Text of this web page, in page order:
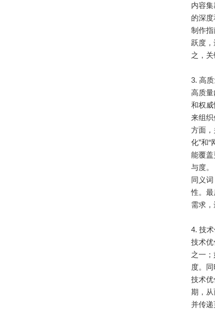
内容
的深
制作
跃度
之，
3. 高
高质
和权
来组
方面
化”和
能覆
与度
同义
性。
需求，
4. 技
技术
之一
度。
技术
期，
并传